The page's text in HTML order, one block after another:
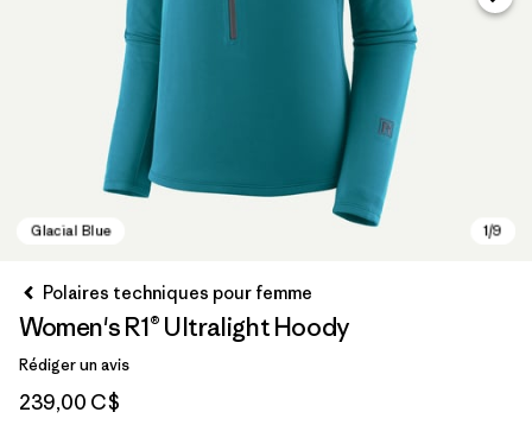
Polaires techniques pour femme
Women's R1® Ultralight Hoody
Rédiger un avis
239,00 C$